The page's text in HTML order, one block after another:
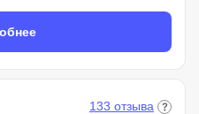
133 отзыва